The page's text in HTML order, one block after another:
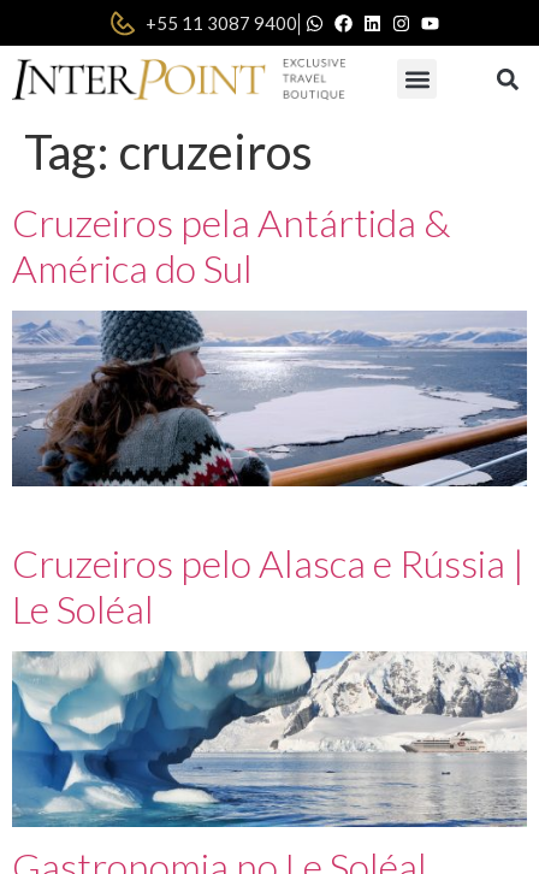
+55 11 3087 9400|
Tag: cruzeiros
Cruzeiros pela Antártida &
América do Sul
Cruzeiros pelo Alasca e Rússia |
Le Soléal